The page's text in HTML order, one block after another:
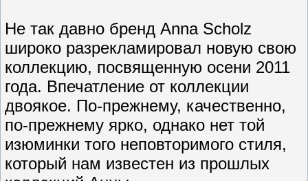
Не так давно бренд Anna Scholz
широко разрекламировал новую свою
коллекцию, посвященную осени 2011
года. Впечатление от коллекции
двоякое. По-прежнему, качественно,
по-прежнему ярко, однако нет той
изюминки того неповторимого стиля,
который нам известен из прошлых